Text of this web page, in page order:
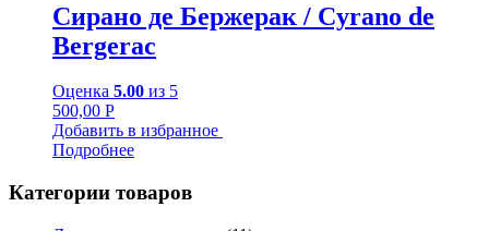
Сирано де Бержерак / Cyrano de
Bergerac
Оценка 5.00 из 5
500,00 Р
Добавить в избранное
Подробнее
Категории товаров